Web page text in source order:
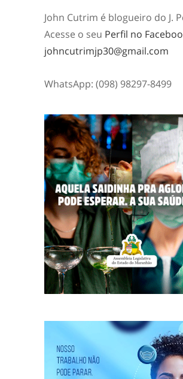
John Cutrim é blogueiro do J.
Acesse o seu Perfil no
johncutrimjp30@gmail.com
WhatsApp: (098) 98297-8499